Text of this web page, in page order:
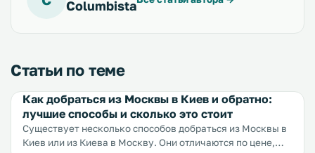
Columbista
Статьи по теме
Как добраться из Москвы в Киев и обратно:
лучшие способы и сколько это стоит
Существует несколько способов добраться из Москвы в
Киев или из Киева в Москву. Они отличаются по цене,